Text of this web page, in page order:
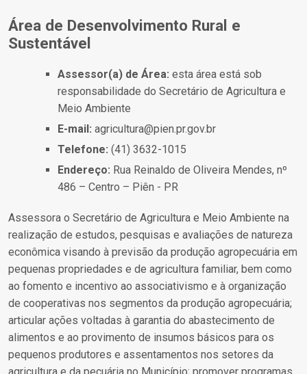
Área de Desenvolvimento Rural e
Sustentável
Assessor(a) de Área: esta área está sob
responsabilidade do Secretário de Agricultura e
Meio Ambiente
E-mail: agricultura@pien.pr.gov.br
Telefone: (41) 3632-1015
Endereço: Rua Reinaldo de Oliveira Mendes, nº
486 – Centro – Piên - PR
Assessora o Secretário de Agricultura e Meio Ambiente na
realização de estudos, pesquisas e avaliações de natureza
econômica visando à previsão da produção agropecuária em
pequenas propriedades e de agricultura familiar, bem como
ao fomento e incentivo ao associativismo e à organização
de cooperativas nos segmentos da produção agropecuária;
articular ações voltadas à garantia do abastecimento de
alimentos e ao provimento de insumos básicos para os
pequenos produtores e assentamentos nos setores da